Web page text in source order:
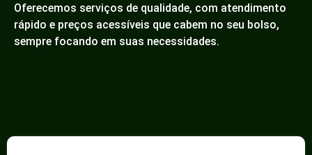
Oferecemos serviços de qualidade, com atendimento
rápido e preços acessíveis que cabem no seu bolso,
sempre focando em suas necessidades.